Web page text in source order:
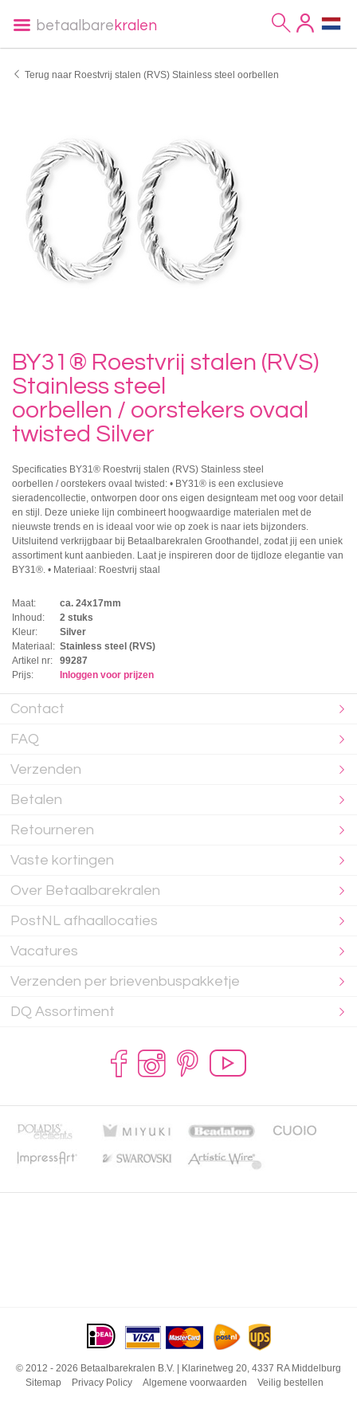
betaalbare kralen
Terug naar Roestvrij stalen (RVS) Stainless steel oorbellen
BY31® Roestvrij stalen (RVS)
Stainless steel
oorbellen / oorstekers ovaal
twisted Silver
Specificaties BY31® Roestvrij stalen (RVS) Stainless steel
oorbellen / oorstekers ovaal twisted: • BY31® is een exclusieve
sieradencollectie, ontworpen door ons eigen designteam met oog voor detail
en stijl. Deze unieke lijn combineert hoogwaardige materialen met de
nieuwste trends en is ideaal voor wie op zoek is naar iets bijzonders.
Uitsluitend verkrijgbaar bij Betaalbarekralen Groothandel, zodat jij een uniek
assortiment kunt aanbieden. Laat je inspireren door de tijdloze elegantie van
BY31®. • Materiaal: Roestvrij staal
Maat:
ca. 24x17mm
Inhoud:
2 stuks
Kleur:
Silver
Materiaal: Stainless steel (RVS)
Artikel nr:
99287
Prijs:
Inloggen voor prijzen
Contact
FAQ
Verzenden
Betalen
Retourneren
Vaste kortingen
Over Betaalbarekralen
PostNL afhaallocaties
Vacatures
Verzenden per brievenbuspakketje
DQ Assortiment
© 2012 - 2026 Betaalbarekralen B.V. | Klarinetweg 20, 4337 RA Middelburg
Sitemap
Privacy Policy Algemene voorwaarden Veilig bestellen